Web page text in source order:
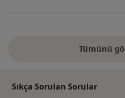
Tümünü
Sıkça Sorulan Sorular